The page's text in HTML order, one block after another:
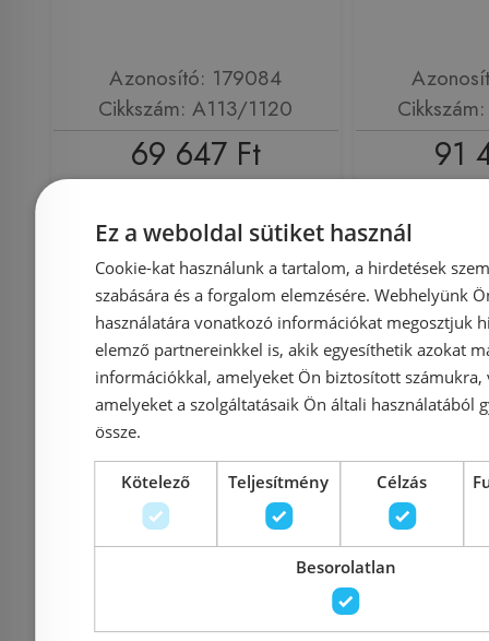
Azonosító: 179084
Cikkszám: A113/1120
69 647 Ft
Kosárba
91
Rendelésre
Grohe Rapido Shower
Frame szerelőkeret duo
Rendelésre
ALCA
A113/
Ez a weboldal sütiket használ
Cookie-kat használunk a tartalom, a hirdetések
szabására és a forgalom elemzésére. Webhelyünk
használatára vonatkozó információkat megosztjuk
elemző partnereinkkel is, akik egyesíthetik azokat
információkkal, amelyeket Ön biztosított számukra,
amelyeket a szolgáltatásaik Ön általi használatából
össze.
Kötelező Teljesítmény Célzás
Besorolatlan